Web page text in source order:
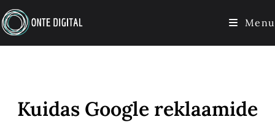
Menu
Kuidas Google reklaamide